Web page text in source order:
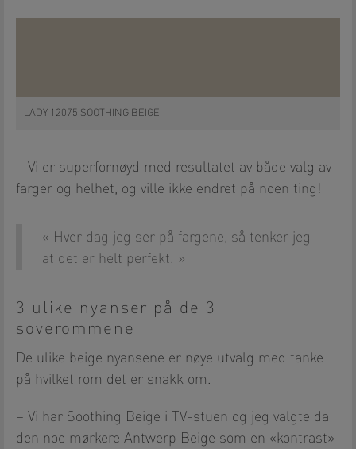
LADY 12075 SOOTHING BEIGE
– Vi er superfornøyd med resultatet av både valg av
farger og helhet, og ville ikke endret på noen ting!
Hver dag jeg ser på fargene, så tenker jeg
at det er helt perfekt.
3 ulike nyanser på de 3
soverommene
De ulike beige nyansene er nøye utvalg med tanke
på hvilket rom det er snakk om.
– Vi har Soothing Beige i TV-stuen og jeg valgte da
den noe mørkere Antwerp Beige som en «kontrast»